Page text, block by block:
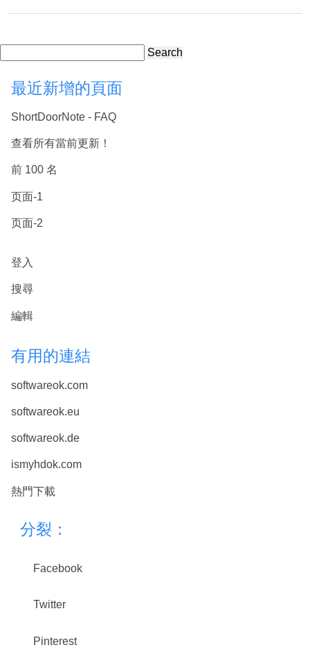
Search
最近新增的頁面
ShortDoorNote - FAQ
查看所有當前更新！
前 100 名
页面-1
页面-2
登入
搜尋
編輯
有用的連結
softwareok.com
softwareok.eu
softwareok.de
ismyhdok.com
熱門下載
分裂：
Facebook
Twitter
Pinterest